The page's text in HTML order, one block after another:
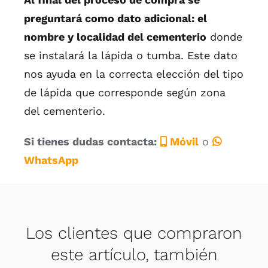
preguntará como dato adicional: el
nombre y localidad del cementeriodonde
se instalará la lápida o tumba. Este dato
nos ayuda en la correcta elección del tipo
de lápida que corresponde según zona
del cementerio.
Si tienes dudas contacta: Móvilo
WhatsApp
Los clientes que compraron
este artículo, también